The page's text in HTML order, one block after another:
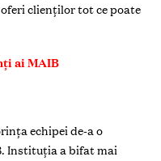
clienților tot ce poate
ai MAIB
echipei de-a o
Instituția a bifat mai